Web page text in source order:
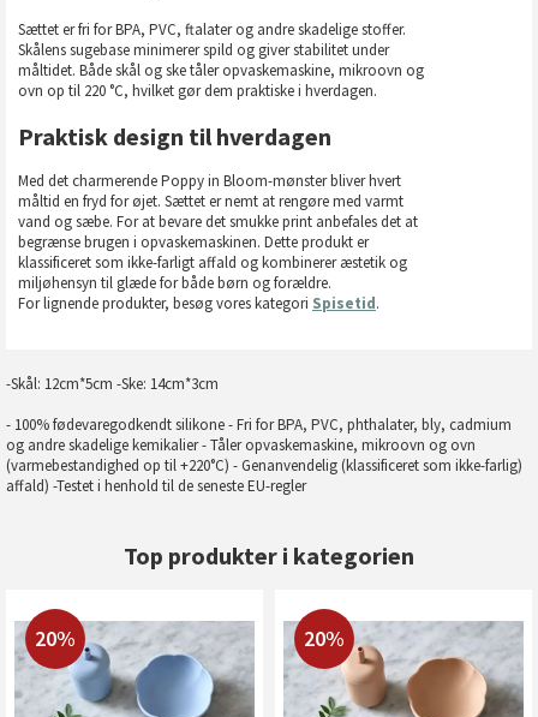
Sættet er fri for BPA, PVC, ftalater og andre skadelige stoffer.
Skålens sugebase minimerer spild og giver stabilitet under
måltidet. Både skål og ske tåler opvaskemaskine, mikroovn og
ovn op til 220 °C, hvilket gør dem praktiske i hverdagen.
Praktisk design til hverdagen
Med det charmerende Poppy in Bloom-mønster bliver hvert
måltid en fryd for øjet. Sættet er nemt at rengøre med varmt
vand og sæbe. For at bevare det smukke print anbefales det at
begrænse brugen i opvaskemaskinen. Dette produkt er
klassificeret som ikke-farligt affald og kombinerer æstetik og
miljøhensyn til glæde for både børn og forældre.
For lignende produkter, besøg vores kategori Spisetid.
-Skål: 12cm*5cm -Ske: 14cm*3cm
- 100% fødevaregodkendt silikone - Fri for BPA, PVC, phthalater, bly, cadmium
og andre skadelige kemikalier - Tåler opvaskemaskine, mikroovn og ovn
(varmebestandighed op til +220°C) - Genanvendelig (klassificeret som ikke-farlig)
affald) -Testet i henhold til de seneste EU-regler
Top produkter i kategorien
20% 20%